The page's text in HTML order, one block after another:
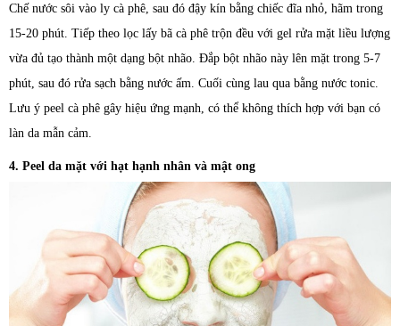
Chế nước sôi vào ly cà phê, sau đó đậy kín bằng chiếc đĩa nhỏ, hãm trong
15-20 phút. Tiếp theo lọc lấy bã cà phê trộn đều với gel rửa mặt liều lượng
vừa đủ tạo thành một dạng bột nhão. Đắp bột nhão này lên mặt trong 5-7
phút, sau đó rửa sạch bằng nước ấm. Cuối cùng lau qua bằng nước tonic.
Lưu ý peel cà phê gây hiệu ứng mạnh, có thể không thích hợp với bạn có
làn da mẫn cảm.
4. Peel da mặt với hạt hạnh nhân và mật ong